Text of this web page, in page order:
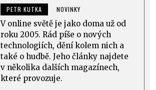
PETR KUTKA NOVINKY
V online světě je jako doma už od
roku 2005. Rád píše o nových
technologiích, dění kolem nich a
také o hudbě. Jeho články najdete
v několika dalších magazínech,
které provozuje.